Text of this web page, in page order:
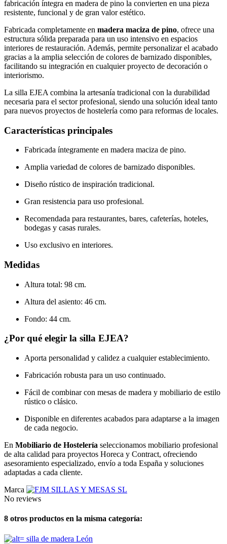
fabricación íntegra en madera de pino la convierten en una pieza
resistente, funcional y de gran valor estético.
Fabricada completamente en madera maciza de pino, ofrece una
estructura sólida preparada para un uso intensivo en espacios
interiores de restauración. Además, permite personalizar el acabado
gracias a la amplia selección de colores de barnizado disponibles,
facilitando su integración en cualquier proyecto de decoración o
interiorismo.
La silla EJEA combina la artesanía tradicional con la durabilidad
necesaria para el sector profesional, siendo una solución ideal tanto
para nuevos proyectos de hostelería como para reformas de locales.
Características principales
Fabricada íntegramente en madera maciza de pino.
Amplia variedad de colores de barnizado disponibles.
Diseño rústico de inspiración tradicional.
Gran resistencia para uso profesional.
Recomendada para restaurantes, bares, cafeterías, hoteles,
bodegas y casas rurales.
Uso exclusivo en interiores.
Medidas
Altura total: 98 cm.
Altura del asiento: 46 cm.
Fondo: 44 cm.
¿Por qué elegir la silla EJEA?
Aporta personalidad y calidez a cualquier establecimiento.
Fabricación robusta para un uso continuado.
Fácil de combinar con mesas de madera y mobiliario de estilo
rústico o clásico.
Disponible en diferentes acabados para adaptarse a la imagen
de cada negocio.
En Mobiliario de Hostelería seleccionamos mobiliario profesional
de alta calidad para proyectos Horeca y Contract, ofreciendo
asesoramiento especializado, envío a toda España y soluciones
adaptadas a cada cliente.
Marca
No reviews
8 otros productos en la misma categoría: